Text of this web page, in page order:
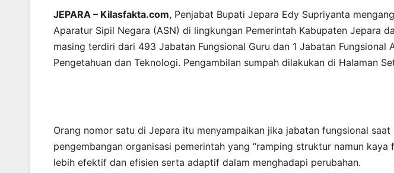
JEPARA – Kilasfakta.com, Penjabat Bupati Jepara Edy Supriyanta
Aparatur Sipil Negara (ASN) di lingkungan Pemerintah Kabupaten Jepara
masing terdiri dari 493 Jabatan Fungsional Guru dan 1 Jabatan Fungsional
Pengetahuan dan Teknologi. Pengambilan sumpah dilakukan di Halaman
Orang nomor satu di Jepara itu menyampaikan jika jabatan fungsional
pengembangan organisasi pemerintah yang “ramping struktur namun kaya
lebih efektif dan efisien serta adaptif dalam menghadapi perubahan.